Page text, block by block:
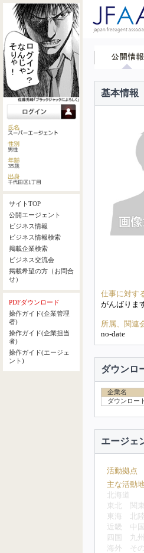
サイトTOP
公開エージェント
ビジネス情報
ビジネス情報検索
掲載企業検索
ビジネス交流会
掲載希望の方（お問合
せ）
PDFダウンロード
操作ガイド(企業管理
者)
操作ガイド(企業担当
者)
操作ガイド(エージェ
ント)
基本情報
仕事に対す
がんばりま
所属、関連
no-date
ダウンロ
企業名
ダウンロー
エージェ
活動拠点
主な活動
北海道
東北
関東
東海
北陸
近畿
中国
四国
九州
海外
そ